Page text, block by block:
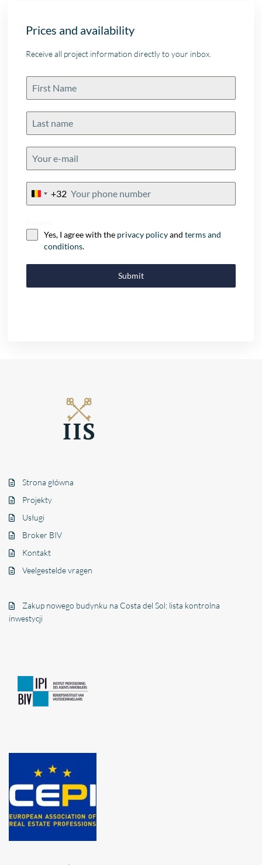
Prices and availability
Receive all project information directly to your inbox.
Belgium
+32
Yes, I agree with the privacy policyandterms and
conditions.
Submit
Strona główna
Projekty
Usługi
Broker BIV
Kontakt
Veelgestelde vragen
Zakup nowego budynku na Costa del Sol: lista kontrolna
inwestycji